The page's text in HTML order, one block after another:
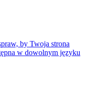
by Twoja strona
w dowolnym języku